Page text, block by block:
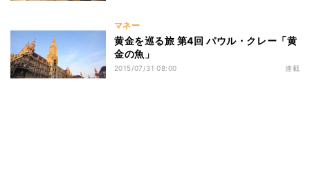
マネー
黄金を巡る旅 第4回 パウル・クレー「黄
金の魚」
2015/07/31 08:00 連載